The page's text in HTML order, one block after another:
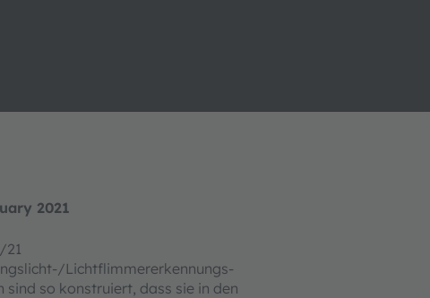
2021
21
Lichtflimmererkennungs-
sind so konstruiert, dass sie in den